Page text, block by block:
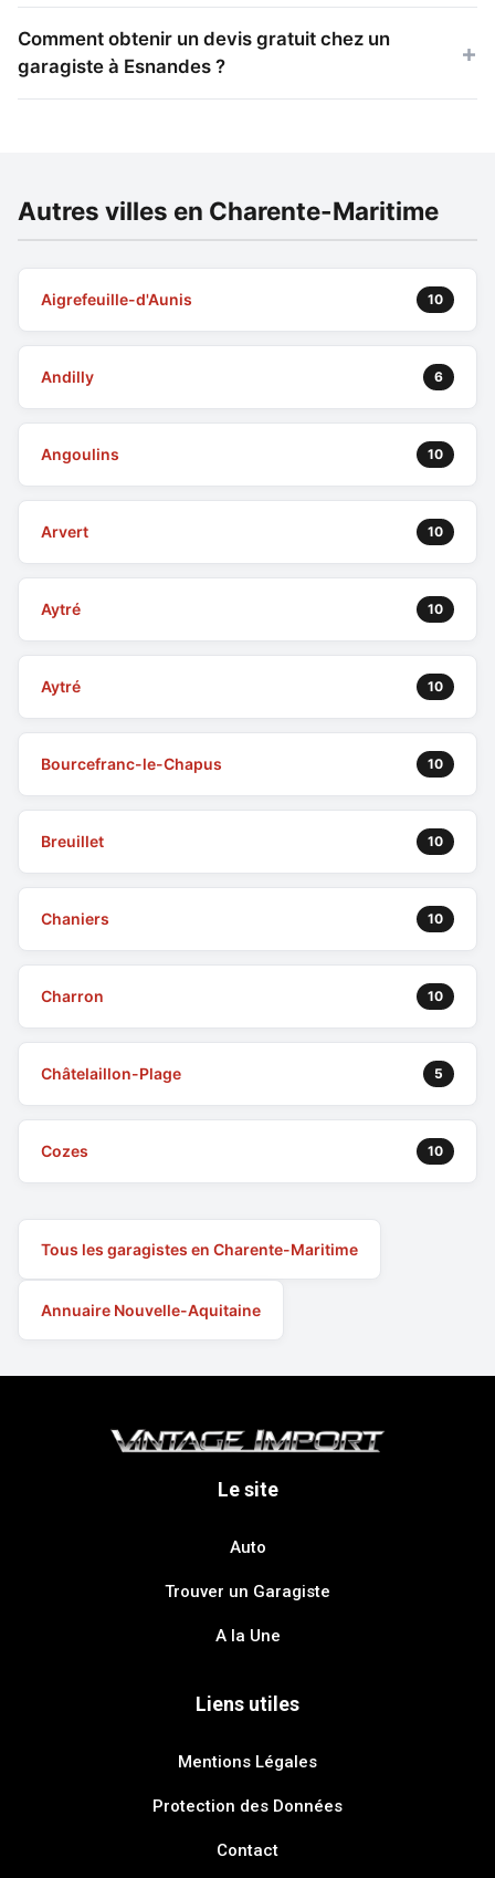
Comment obtenir un devis gratuit chez un
garagiste à Esnandes ?
Autres villes en Charente-Maritime
Aigrefeuille-d'Aunis 10
Andilly 6
Angoulins 10
Arvert 10
Aytré 10
Aytré 10
Bourcefranc-le-Chapus 10
Breuillet 10
Chaniers 10
Charron 10
Châtelaillon-Plage 5
Cozes 10
Tous les garagistes en Charente-Maritime
Annuaire Nouvelle-Aquitaine
Le site
Auto
Trouver un Garagiste
A la Une
Liens utiles
Mentions Légales
Protection des Données
Contact